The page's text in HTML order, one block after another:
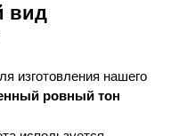
вид
изготовления нашего
ровный тон